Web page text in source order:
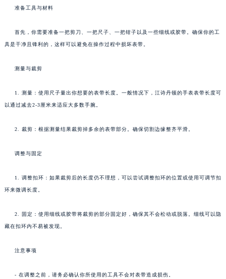
准备工具与材料
首先，你需要准备一把剪刀、一把尺子、一把钳子以及一些细线或胶带。确保你的工
具是干净且锋利的，这样可以避免在操作过程中损坏表带。
测量与裁剪
1. 测量：使用尺子量出你想要的表带长度。一般情况下，江诗丹顿的手表表带长度可
以通过减去2-3厘米来适应大多数手腕。
2. 裁剪：根据测量结果裁剪掉多余的表带部分。确保切割边缘整齐平滑。
调整与固定
1. 调整扣环：如果裁剪后的长度仍不理想，可以尝试调整扣环的位置或使用可调节扣
环来微调长度。
2. 固定：使用细线或胶带将裁剪的部分固定好，确保其不会松动或脱落。细线可以隐
藏在扣环内不易被发现。
注意事项
- 在调整之前，请务必确认你所使用的工具不会对表带造成损伤。